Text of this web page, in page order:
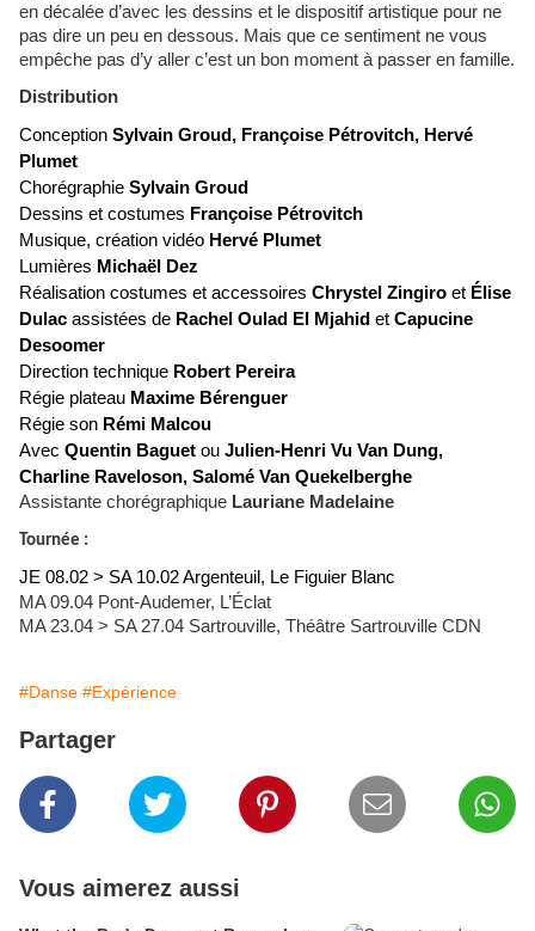
en décalée d’avec les dessins et le dispositif artistique pour ne
pas dire un peu en dessous. Mais que ce sentiment ne vous
empêche pas d’y aller c’est un bon moment à passer en famille.
Distribution
Conception Sylvain Groud, Françoise Pétrovitch, Hervé
Plumet
Chorégraphie Sylvain Groud
Dessins et costumes Françoise Pétrovitch
Musique, création vidéo Hervé Plumet
Lumières Michaël Dez
Réalisation costumes et accessoires Chrystel Zingiro et Élise
Dulac assistées de Rachel Oulad El Mjahid et Capucine
Desoomer
Direction technique Robert Pereira
Régie plateau Maxime Bérenguer
Régie son Rémi Malcou
Avec Quentin Baguet ou Julien-Henri Vu Van Dung,
Charline Raveloson, Salomé Van Quekelberghe
Assistante chorégraphique Lauriane Madelaine
Tournée :
JE 08.02 > SA 10.02 Argenteuil, Le Figuier Blanc
MA 09.04 Pont-Audemer, L’Éclat
MA 23.04 > SA 27.04 Sartrouville, Théâtre Sartrouville CDN
#Danse #Expérience
Partager
Vous aimerez aussi